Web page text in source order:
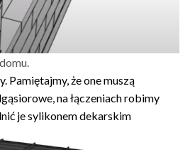
Pamiętajmy, że one muszą
na łączeniach robimy
je sylikonem dekarskim